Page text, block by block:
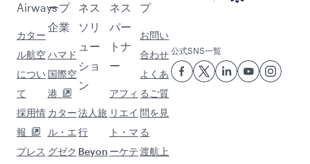
Airways
カター
ル航空
につい
て
採用情
報
プレス
ープ
企業
ハマド
国際空
港
カター
ル・エ
グゼク
ネス
ソリ
ュー
ショ
ン
法人旅
行
Beyon
ネス
パー
トナ
ー
アフィ
リエイ
ト・マ
ーケテ
プ
お問い
合わせ
よくあ
るご質
問を見
る
渡航上
公式SNS一覧